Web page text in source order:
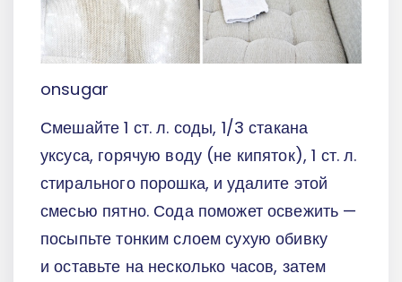
onsugar
Смешайте 1 ст. л. соды, 1/3 стакана
уксуса, горячую воду (не кипяток), 1 ст. л.
стирального порошка, и удалите этой
смесью пятно. Сода поможет освежить —
посыпьте тонким слоем сухую обивку
и оставьте на несколько часов, затем